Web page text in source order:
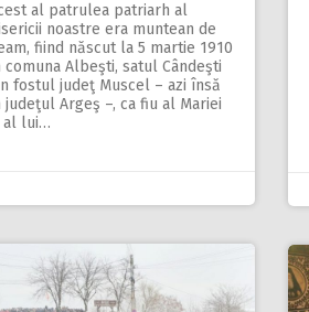
al patrulea patriarh al
noastre era muntean de
fiind născut la 5 martie 1910
comuna Albeşti, satul Cândeşti
fostul judeţ Muscel – azi însă
judeţul Argeş –, ca fiu al Mariei
al lui…